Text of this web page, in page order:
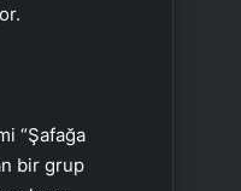
“Şafağa
bir grup